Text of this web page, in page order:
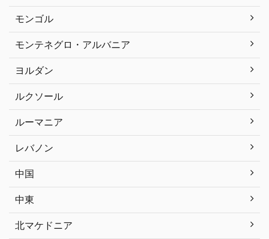
モンゴル
モンテネグロ・アルバニア
ヨルダン
ルクソール
ルーマニア
レバノン
中国
中東
北マケドニア